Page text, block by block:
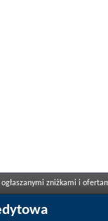
zniżkami i